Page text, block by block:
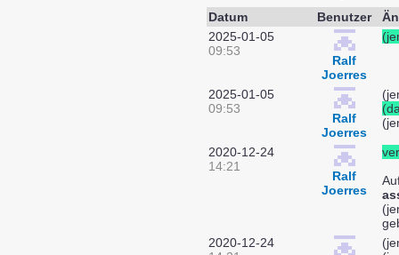
Datum Benutzer
2025-01-05
09:53
Ralf
Joerres
2025-01-05
09:53
Ralf
Joerres
2020-12-24
14:21
Ralf
Joerres
2020-12-24